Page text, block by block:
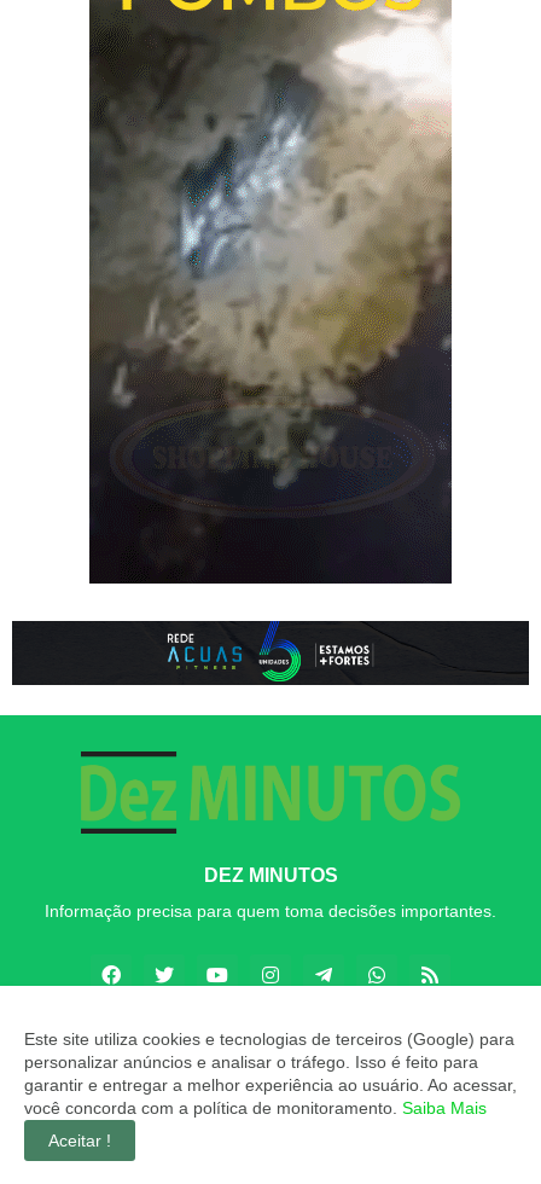
DEZ MINUTOS
Informação precisa para quem toma decisões importantes.
Copyright ©2026Dez MINUTOS
INÍCIO SOBRE CONTATO LGPD
EXPEDIENTE
EDITORIAL
Este site utiliza cookies e tecnologias de terceiros (Google) para
personalizar anúncios e analisar o tráfego. Isso é feito para
garantir e entregar a melhor experiência ao usuário. Ao acessar,
você concorda com a política de monitoramento. Saiba Mais
Aceitar !